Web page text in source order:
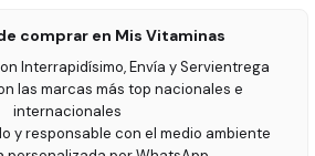
comprar en Mis Vitaminas
Interrapidísimo, Envía y Servientrega
las marcas más top nacionales e
internacionales
y responsable con el medio ambiente